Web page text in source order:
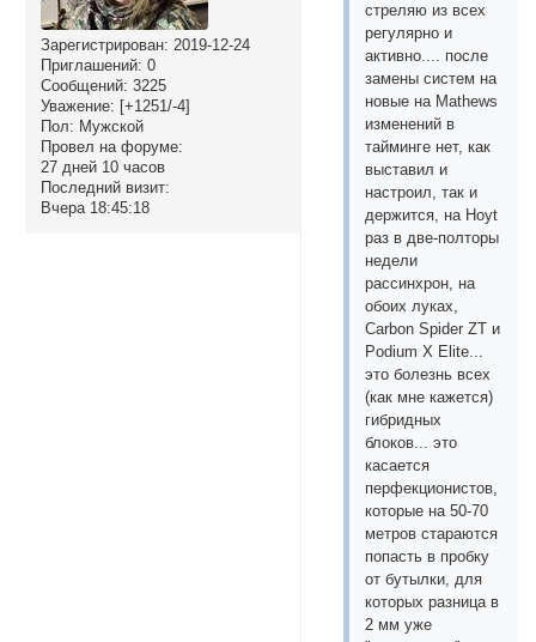
Зарегистрирован: 2019-12-24
Приглашений: 0
Сообщений: 3225
Уважение: [+1251/-4]
Пол: Мужской
Провел на форуме:
27 дней 10 часов
Последний визит:
Вчера 18:45:18
стреляю из всех
регулярно и
активно.... после
замены систем на
новые на Mathews
изменений в
тайминге нет, как
выставил и
настроил, так и
держится, на Hoyt
раз в две-полторы
недели
рассинхрон, на
обоих луках,
Carbon Spider ZT и
Podium X Elite...
это болезнь всех
(как мне кажется)
гибридных
блоков... это
касается
перфекционистов,
которые на 50-70
метров стараются
попасть в пробку
от бутылки, для
которых разница в
2 мм уже